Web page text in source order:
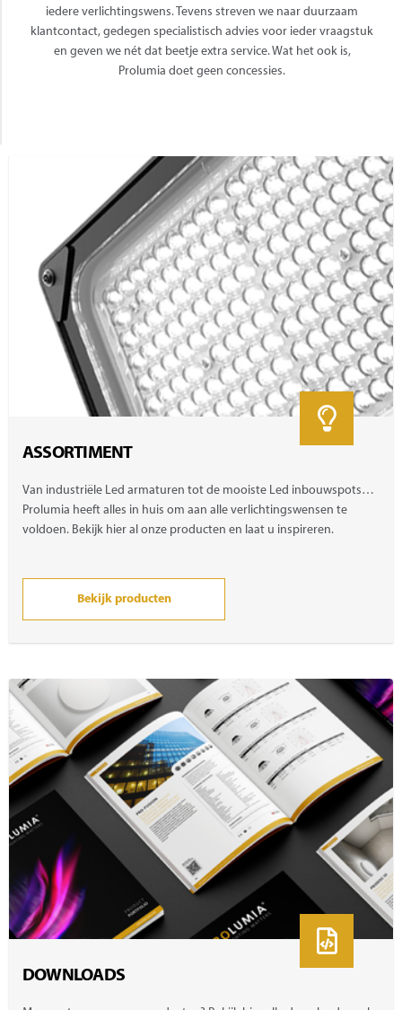
iedere verlichtingswens. Tevens streven we naar duurzaam
klantcontact, gedegen specialistisch advies voor ieder vraagstuk
en geven we nét dat beetje extra service. Wat het ook is,
Prolumia doet geen concessies.
ASSORTIMENT
Van industriële Led armaturen tot de mooiste Led inbouwspots…
Prolumia heeft alles in huis om aan alle verlichtingswensen te
voldoen. Bekijk hier al onze producten en laat u inspireren.
Bekijk producten
DOWNLOADS